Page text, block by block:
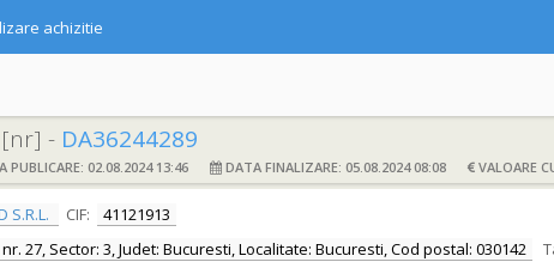
achizitie
- DA36244289
PUBLICARE: 02.08.2024 13:46 DATA FINALIZARE: 05.08.2024 08:08 VALOARE
S.R.L. CIF:
41121913
27, Sector: 3, Judet: Bucuresti, Localitate: Bucuresti, Cod postal: 030142